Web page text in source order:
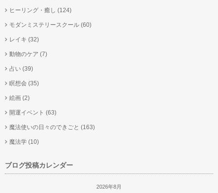
ヒーリング・癒し (124)
モダンミステリースクール (60)
レイキ (32)
動物のケア (7)
占い (39)
瞑想会 (35)
絵画 (2)
開運イベント (63)
魔法使いの日々のできごと (163)
魔法学 (10)
ブログ投稿カレンダー
2026年8月